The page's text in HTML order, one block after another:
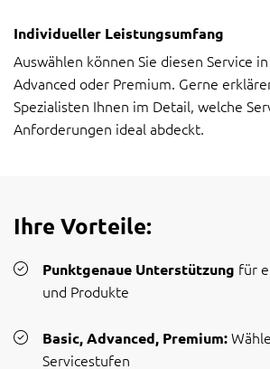
Individueller Leistungsumfang
Auswählen können Sie diesen Service
Advanced oder Premium. Gerne
Spezialisten Ihnen im Detail, welche
Anforderungen ideal abdeckt.
Ihre Vorteile:
Punktgenaue Unterstützung für
und Produkte
Basic, Advanced, Premium:
Servicestufen